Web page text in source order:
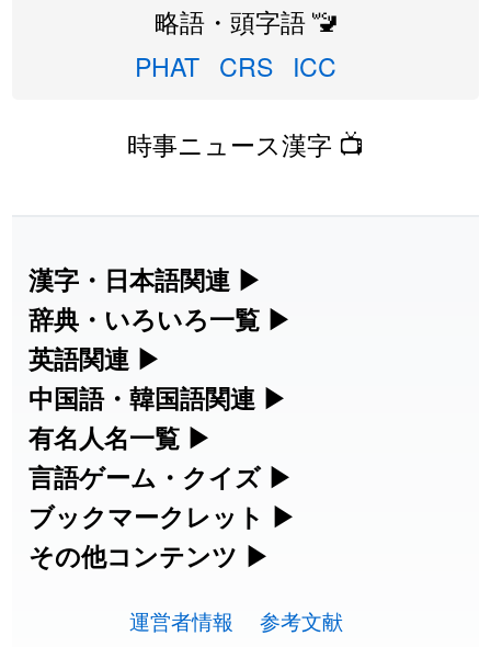
略語・頭字語 🚾
PHAT CRS ICC
時事ニュース漢字 📺
漢字・日本語関連 ▶
漢字の読み方検索、手書き入力、書き順
練習など、日本語学習に役立つツールを
集めています。
人名漢字辞典 - 読み方検索
手書き漢字入力
辞典・いろいろ一覧 ▶
部首・画数別の漢字一覧、熟語辞典、地
名・駅名検索など、各種リファレンスツ
ールです。
部首画数別漢字一覧
常用漢字一覧
人名用漢字一覧
英語関連 ▶
カタカナ語・略語の意味検索、発音記
号、リスニング練習など英語学習ツール
です。
カタカナ語の意味・発音・類語辞典
中国語・韓国語関連 ▶
中国語のピンイン変換、韓国語の手書き
入力など、アジア言語学習ツールです。
手書き中国語入力 変換ツール
有名人名一覧 ▶
海外セレブやスポーツ選手の名前の読み
方・発音を確認できます。
海外有名人の苗字・名前一覧と発音
言語ゲーム・クイズ ▶
四字熟語パズルや漢字クイズなど、楽し
みながら学べるゲームです。
漢字ゲーム一覧
ブックマークレット ▶
ブラウザに登録して、どのサイトからで
す。
その他コンテンツ ▶
その他の便利ツールです。
運営者情報 参考文献